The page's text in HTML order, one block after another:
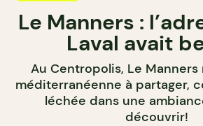
Le Manners :
Laval avait
Au Centropolis, Le
méditerranéenne à partager,
léchée dans une
découvrir!